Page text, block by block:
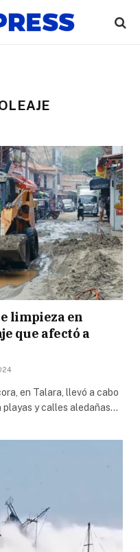
limpieza en
que afectó a
en Talara, llevó a cabo
playas y calles aledañas…